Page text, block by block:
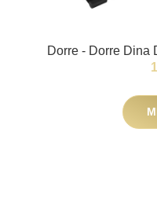
Dorre - Dorre Dina